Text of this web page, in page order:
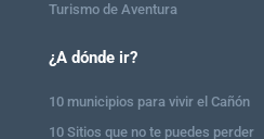
Turismo de Aventura
¿A dónde ir?
10 municipios para vivir el Cañón
10 Sitios que no te puedes perder